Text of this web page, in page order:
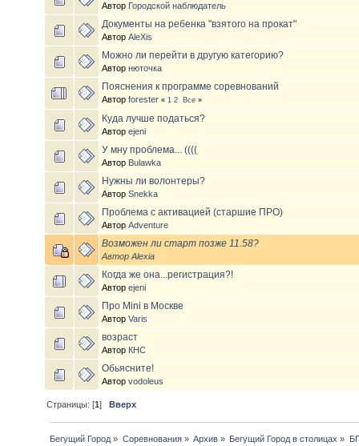
Автор Городской наблюдатель
Документы на ребенка "взятого на прокат"
АвторAleXis
Можно ли перейти в другую категорию?
Авторнюточка
Пояснения к программе соревнований
Авторforester «1 2 Все »
Куда лучше податься?
Авторejeni
У мну проблема... ((((
Автор Bulawka
Нужны ли волонтеры?
АвторSnekka
Проблема с активацией (старшие ПРО)
АвторAdventure
Возможен ли старт позже 11.58?
АвторAlexia
Когда же она...регистрация?!
Авторejeni
Про Mini в Москве
АвторVaris
возраст
Автор КНС
Обьясните!
Авторvodoleus
Страницы: [1] Вверх
Бегущий Город » Соревнования» Архив » Бегущий Город в столицах »